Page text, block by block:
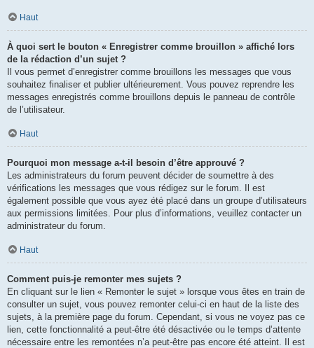
Haut
À quoi sert le bouton « Enregistrer comme brouillon » affiché lors
de la rédaction d’un sujet ?
Il vous permet d’enregistrer comme brouillons les messages que vous
souhaitez finaliser et publier ultérieurement. Vous pouvez reprendre les
messages enregistrés comme brouillons depuis le panneau de contrôle
de l’utilisateur.
Haut
Pourquoi mon message a-t-il besoin d’être approuvé ?
Les administrateurs du forum peuvent décider de soumettre à des
vérifications les messages que vous rédigez sur le forum. Il est
également possible que vous ayez été placé dans un groupe d’utilisateurs
aux permissions limitées. Pour plus d’informations, veuillez contacter un
administrateur du forum.
Haut
Comment puis-je remonter mes sujets ?
En cliquant sur le lien « Remonter le sujet » lorsque vous êtes en train de
consulter un sujet, vous pouvez remonter celui-ci en haut de la liste des
sujets, à la première page du forum. Cependant, si vous ne voyez pas ce
lien, cette fonctionnalité a peut-être été désactivée ou le temps d’attente
nécessaire entre les remontées n’a peut-être pas encore été atteint. Il est